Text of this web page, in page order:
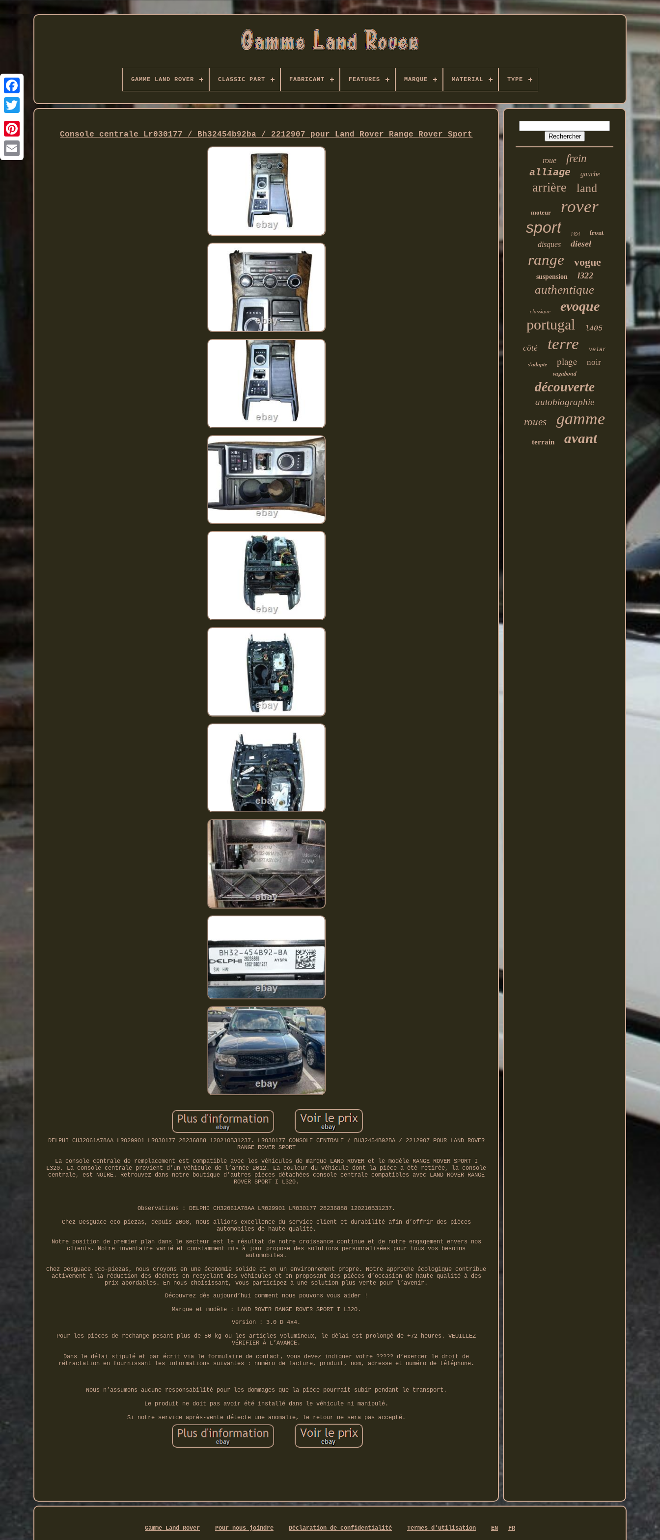
Twitter
GAMME LAND ROVER CLASSIC PART FABRICANT FEATURES MARQUE MATERIAL TYPE
Console centrale Lr030177 / Bh32454b92ba / 2212907 pour Land Rover Range Rover Sport
DELPHI CH32061A78AA LR029901 LR030177 28236888 120210B31237. LR030177 CONSOLE CENTRALE / BH32454B92BA / 2212907 POUR LAND ROVER
RANGE ROVER SPORT
La console centrale de remplacement est compatible avec les véhicules de marque LAND ROVER et le modèle RANGE ROVER SPORT I
L320. La console centrale provient d’un véhicule de l’année 2012. La couleur du véhicule dont la pièce a été retirée, la console
centrale, est NOIRE. Retrouvez dans notre boutique d’autres pièces détachées console centrale compatibles avec LAND ROVER RANGE
ROVER SPORT I L320.
Observations : DELPHI CH32061A78AA LR029901 LR030177 28236888 120210B31237.
Chez Desguace eco-piezas, depuis 2008, nous allions excellence du service client et durabilité afin d’offrir des pièces
automobiles de haute qualité.
Notre position de premier plan dans le secteur est le résultat de notre croissance continue et de notre engagement envers nos
clients. Notre inventaire varié et constamment mis à jour propose des solutions personnalisées pour tous vos besoins
automobiles.
Chez Desguace eco-piezas, nous croyons en une économie solide et en un environnement propre. Notre approche écologique contribue
activement à la réduction des déchets en recyclant des véhicules et en proposant des pièces d’occasion de haute qualité à des
prix abordables. En nous choisissant, vous participez à une solution plus verte pour l’avenir.
Découvrez dès aujourd’hui comment nous pouvons vous aider !
Marque et modèle : LAND ROVER RANGE ROVER SPORT I L320.
Version : 3.0 D 4x4.
Pour les pièces de rechange pesant plus de 50 kg ou les articles volumineux, le délai est prolongé de +72 heures. VEUILLEZ
VÉRIFIER À L’AVANCE.
Dans le délai stipulé et par écrit via le formulaire de contact, vous devez indiquer votre ????? d’exercer le droit de
rétractation en fournissant les informations suivantes : numéro de facture, produit, nom, adresse et numéro de téléphone.
Nous n’assumons aucune responsabilité pour les dommages que la pièce pourrait subir pendant le transport.
Le produit ne doit pas avoir été installé dans le véhicule ni manipulé.
Si notre service après-vente détecte une anomalie, le retour ne sera pas accepté.
roue frein
alliage gauche
arrière land
moteur rover
sport l494 front
disques diesel
range vogue
suspension l322
authentique
classique evoque
portugal l405
côté terre velar
s'adapte plage noir
vagabond
découverte
autobiographie
roues gamme
terrain avant
Gamme Land Rover Pour nous joindre Déclaration de confidentialité Termes d'utilisation EN FR